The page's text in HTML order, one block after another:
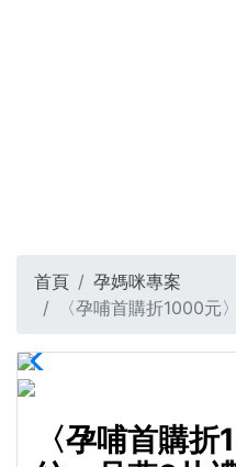
首頁
孕媽咪專案
〈孕哺首購折1000元
〈孕哺首購